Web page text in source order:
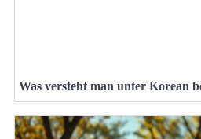
Was versteht man unter Korean